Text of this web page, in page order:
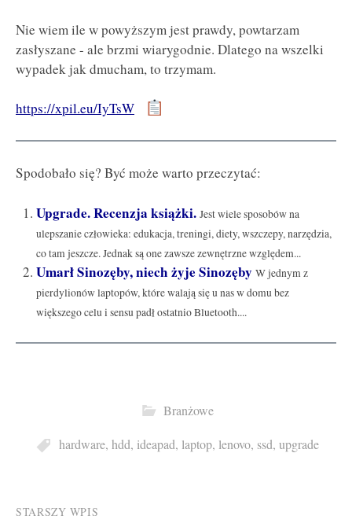
Nie wiem ile w powyższym jest prawdy, powtarzam
zasłyszane - ale brzmi wiarygodnie. Dlatego na wszelki
wypadek jak dmucham, to trzymam.
https://xpil.eu/IyTsW
Spodobało się? Być może warto przeczytać:
Upgrade. Recenzja książki. Jest wiele sposobów na
ulepszanie człowieka: edukacja, treningi, diety, wszczepy, narzędzia,
co tam jeszcze. Jednak są one zawsze zewnętrzne względem...
Umarł Sinozęby, niech żyje Sinozęby W jednym z
pierdylionów laptopów, które walają się u nas w domu bez
większego celu i sensu padł ostatnio Bluetooth....
Branżowe
hardware, hdd, ideapad, laptop, lenovo, ssd, upgrade
Post
STARSZY WPIS